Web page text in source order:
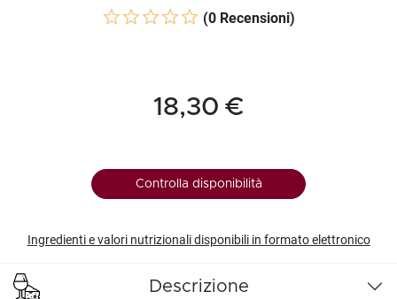
(0 Recensioni)
18,30 €
Controlla disponibilità
Ingredienti e valori nutrizionali disponibili in formato elettronico
Descrizione